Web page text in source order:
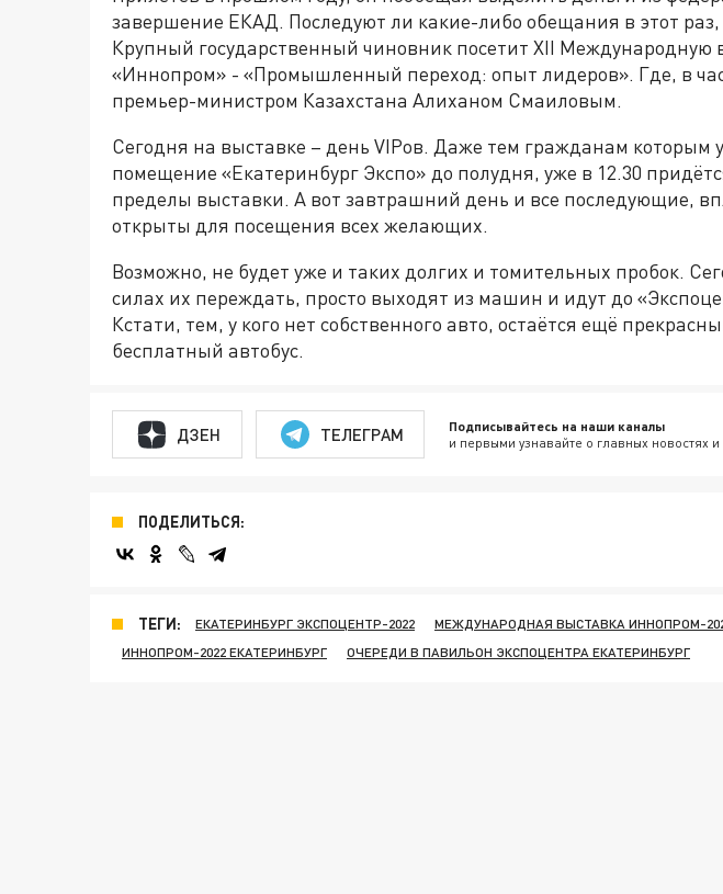
завершение ЕКАД. Последуют ли какие-либо обещания в этот раз,
Крупный государственный чиновник посетит XII Международную
«Иннопром» - «Промышленный переход: опыт лидеров». Где, в
премьер-министром Казахстана Алиханом Смаиловым.
Сегодня на выставке – день VIPов. Даже тем гражданам которым
помещение «Екатеринбург Экспо» до полудня, уже в 12.30
пределы выставки. А вот завтрашний день и все последующие,
открыты для посещения всех желающих.
Возможно, не будет уже и таких долгих и томительных пробок.
силах их переждать, просто выходят из машин и идут до
Кстати, тем, у кого нет собственного авто, остаётся ещё
бесплатный автобус.
ДЗЕН ТЕЛЕГРАМ Подписывайтесь на наши каналы
и первыми узнавайте о главных новостях
ПОДЕЛИТЬСЯ:
ТЕГИ: ЕКАТЕРИНБУРГ ЭКСПОЦЕНТР-2022
МЕЖДУНАРОДНАЯ ВЫСТАВКА ИННОПРОМ-
ИННОПРОМ-2022 ЕКАТЕРИНБУРГ
ОЧЕРЕДИ В ПАВИЛЬОН ЭКСПОЦЕНТРА ЕКАТЕРИНБУРГ